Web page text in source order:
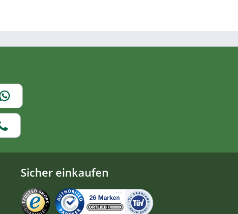
Sicher einkaufen